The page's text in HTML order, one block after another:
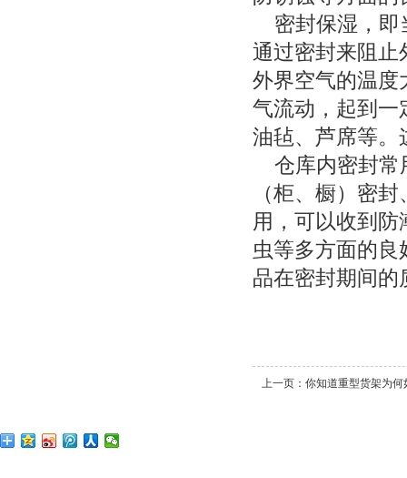
密封保湿，即
通过密封来阻止
外界空气的温度
气流动，起到一
油毡、芦席等。
仓库内密封常
（柜、橱）密
用，可以收到
虫等多方面的
品在密封期间的
上一页： 你知道重型货架为何